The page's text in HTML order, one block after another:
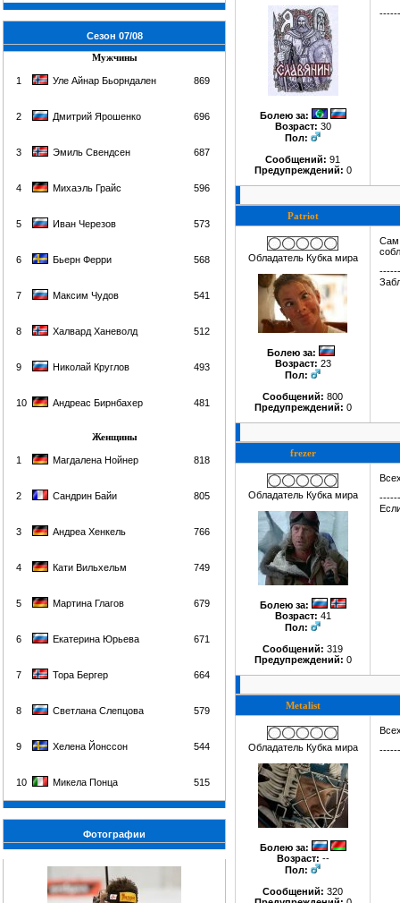
Сезон 07/08
Мужчины
1 Уле Айнар Бьорндален 869
2 Дмитрий Ярошенко 696
3 Эмиль Свендсен 687
4 Михаэль Грайс 596
5 Иван Черезов 573
6 Бьерн Ферри 568
7 Максим Чудов 541
8 Халвард Ханеволд 512
9 Николай Круглов 493
10 Андреас Бирнбахер 481
Женщины
1 Магдалена Нойнер 818
2 Сандрин Байи 805
3 Андреа Хенкель 766
4 Кати Вильхельм 749
5 Мартина Глагов 679
6 Екатерина Юрьева 671
7 Тора Бергер 664
8 Светлана Слепцова 579
9 Хелена Йонссон 544
10 Микела Понца 515
Фотографии
Болею за:
Возраст: 30
Пол:
Сообщений: 91
Предупреждений: 0
Patriot
Обладатель Кубка мира
Болею за:
Возраст: 23
Пол:
Сообщений: 800
Предупреждений: 0
Сам
frezer
Обладатель Кубка мира
Болею за:
Возраст: 41
Пол:
Сообщений: 319
Предупреждений: 0
Metalist
Обладатель Кубка мира
Болею за:
Возраст: --
Пол:
Сообщений: 320